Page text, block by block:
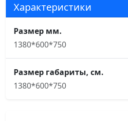
Характеристики
Размер мм.
1380*600*750
Размер габариты, см.
1380*600*750